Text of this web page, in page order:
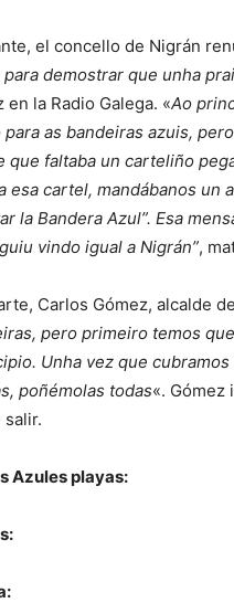
el concello de Nigrán
demostrar que unha
en la Radio Galega. «Ao
as bandeiras azuis,
que faltaba un carteliño
esa cartel, mandábanos un
la Bandera Azul”. Esa
vindo igual a Nigrán”,
Carlos Gómez, alcalde
pero primeiro temos
Unha vez que
poñémolas todas«. Gómez
salir.
Azules playas: